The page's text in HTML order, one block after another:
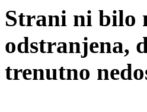
Strani ni bilo
odstranjena,
trenutno